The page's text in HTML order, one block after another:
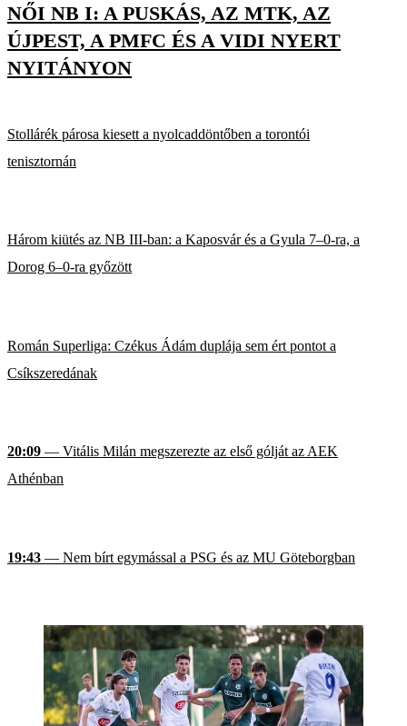
NŐI NB I: A PUSKÁS, AZ MTK, AZ
ÚJPEST, A PMFC ÉS A VIDI NYERT
NYITÁNYON
Stollárék párosa kiesett a nyolcaddöntőben a torontói
tenisztornán
Három kiütés az NB III-ban: a Kaposvár és a Gyula 7–0-ra, a
Dorog 6–0-ra győzött
Román Superliga: Czékus Ádám duplája sem ért pontot a
Csíkszeredának
20:09 — Vitális Milán megszerezte az első gólját az AEK
Athénban
19:43 — Nem bírt egymással a PSG és az MU Göteborgban